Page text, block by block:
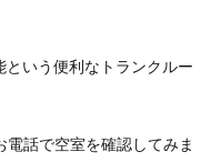
いう便利なトランクルー
話で空室を確認してみま